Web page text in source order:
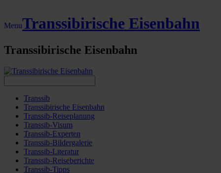
MenuTranssibirische Eisenbahn
Transsibirische Eisenbahn
Transsib
Transsibirische Eisenbahn
Transsib-Reiseplanung
Transsib-Visum
Transsib-Experten
Transsib-Bildergalerie
Transsib-Literatur
Transsib-Reiseberichte
Transsib-Tipps